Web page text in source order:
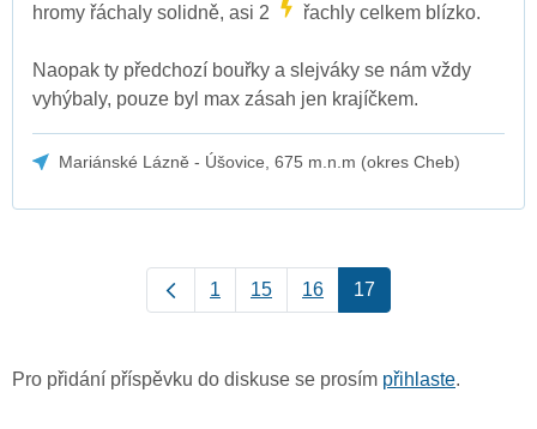
hromy řáchaly solidně, asi 2
řachly celkem blízko.
Naopak ty předchozí bouřky a slejváky se nám vždy
vyhýbaly, pouze byl max zásah jen krajíčkem.
Mariánské Lázně - Úšovice, 675 m.n.m (okres Cheb)
1 15 16 17
Pro přidání příspěvku do diskuse se prosím přihlaste.